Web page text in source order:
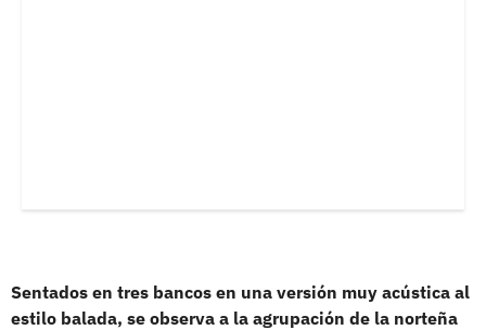
Sentados en tres bancos en una versión muy acústica al
estilo balada, se observa a la agrupación de la norteña